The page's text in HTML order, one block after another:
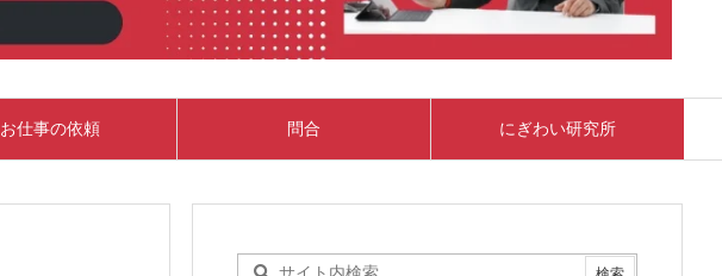
お仕事の依頼 問合 にぎわい研究所